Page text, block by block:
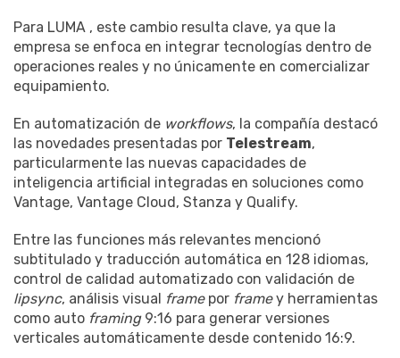
Para LUMA , este cambio resulta clave, ya que la
empresa se enfoca en integrar tecnologías dentro de
operaciones reales y no únicamente en comercializar
equipamiento.
En automatización de workflows, la compañía destacó
las novedades presentadas por Telestream,
particularmente las nuevas capacidades de
inteligencia artificial integradas en soluciones como
Vantage, Vantage Cloud, Stanza y Qualify.
Entre las funciones más relevantes mencionó
subtitulado y traducción automática en 128 idiomas,
control de calidad automatizado con validación de
lipsync, análisis visual framepor framey herramientas
como auto framing9:16 para generar versiones
verticales automáticamente desde contenido 16:9.